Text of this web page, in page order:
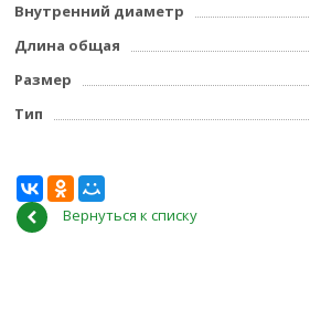
Внутренний диаметр
Длина общая
Размер
Тип
Вернуться к списку